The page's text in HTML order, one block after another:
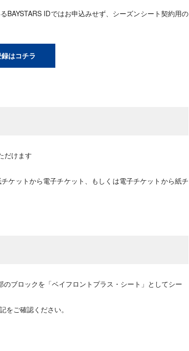
BAYSTARS IDではお申込みせず、シーズンシート契約用の
はコチラ
だけます
ケットから電子チケット、もしくは電子チケットから紙チ
ブロックを「ベイフロントプラス・シート」としてシー
ご確認ください。